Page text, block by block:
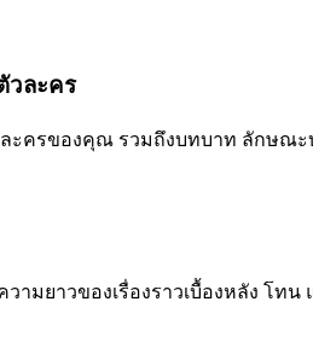
วละคร
ะครของคุณ รวมถึงบทบาท ลักษณะ
วามยาวของเรื่องราวเบื้องหลัง โ